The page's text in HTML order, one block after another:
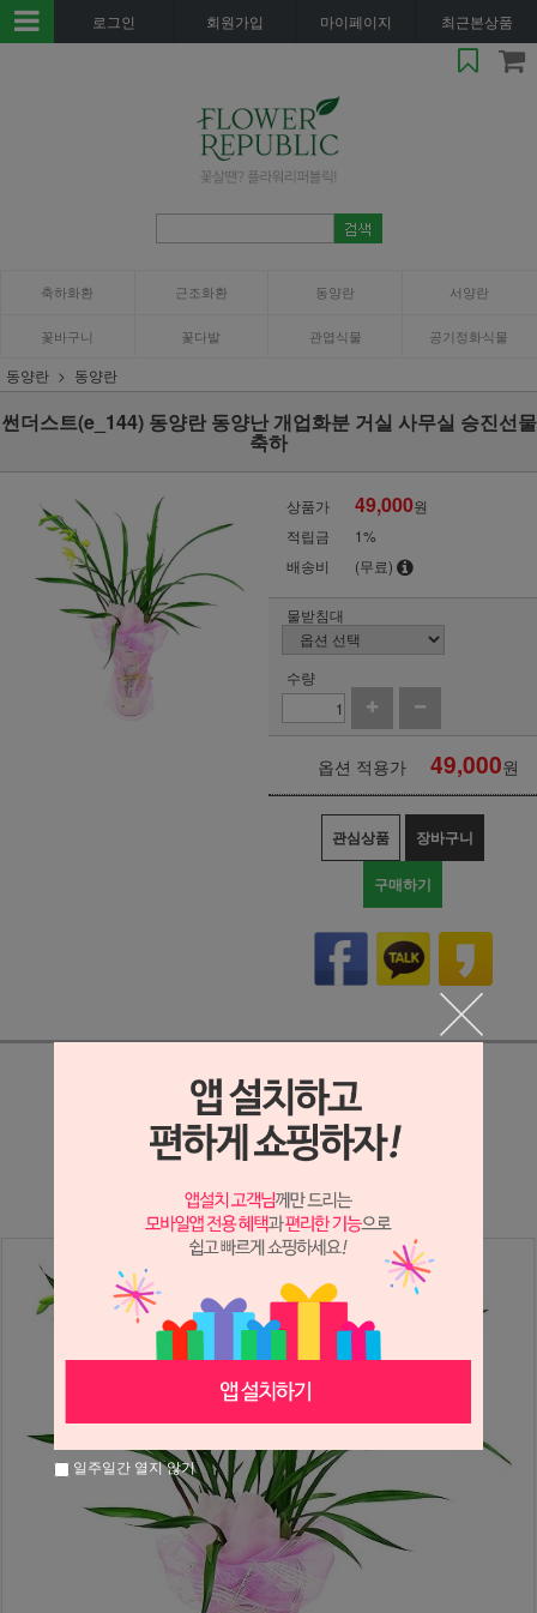
로그인 회원가입 마이페이지 최근본상품
축하화환 근조화환 동양란 서양란
꽃바구니 꽃다발 관엽식물 공기정화식물
동양란 동양란
썬더스트(e_144) 동양란 동양난 개업화분 거실 사무실 승진선물
축하
상품가 49,000원
적립금
1%
배송비
(무료)
물받침대
수량
옵션 적용가 49,000원
관심상품 장바구니
구매하기
상세정보 새창 열기
일주일간 열지 않기